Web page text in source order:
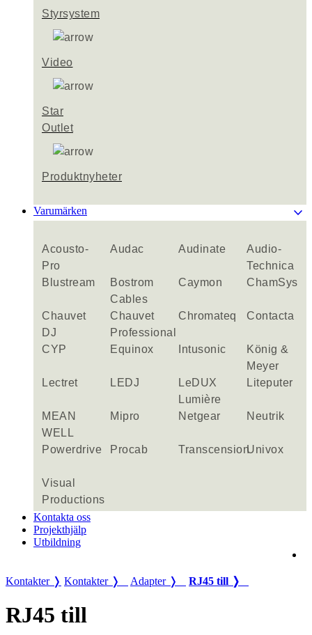
Styrsystem
Video
Star
Outlet
Produktnyheter
Varumärken keyboard_arrow_down
Acousto-
Pro
Audac Audinate
Audio-
Technica
Blustream
Bostrom
Cables
Caymon ChamSys
Chauvet
DJ
Chauvet
Professional
Chromateq Contacta
CYP Equinox Intusonic
König &
Meyer
Lectret
LEDJ
LeDUX
Lumière
Liteputer
MEAN
WELL
Mipro Netgear Neutrik
Powerdrive Procab TranscensionUnivox
Visual
Productions
Kontakta oss
Projekthjälp
Utbildning
Kontakter ❭ Kontakter ❭ Adapter ❭ RJ45 till ❭
RJ45 till